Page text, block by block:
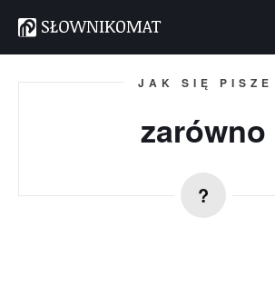
JAK SIĘ PISZE
zarówno